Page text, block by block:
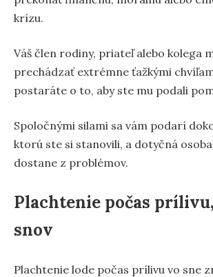
krízu.
Váš člen rodiny, priateľ alebo kolega
prechádzať extrémne ťažkými
postaráte o to, aby ste mu podali
Spoločnými silami sa vám podarí
ktorú ste si stanovili, a dotyčná osoba
dostane z problémov.
Plachtenie počas
snov
Plachtenie lode počas prílivu vo sne